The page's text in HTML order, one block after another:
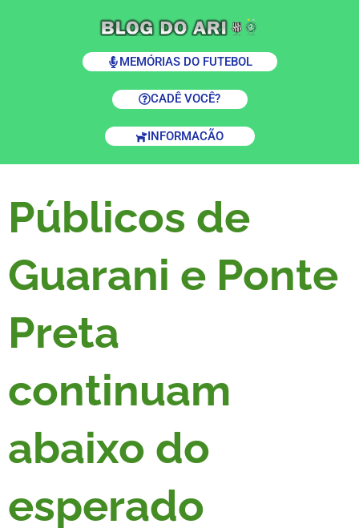
MEMÓRIAS DO FUTEBOL
CADÊ VOCÊ?
INFORMACÃO
Públicos de
Guarani e Ponte
Preta
continuam
abaixo do
esperado